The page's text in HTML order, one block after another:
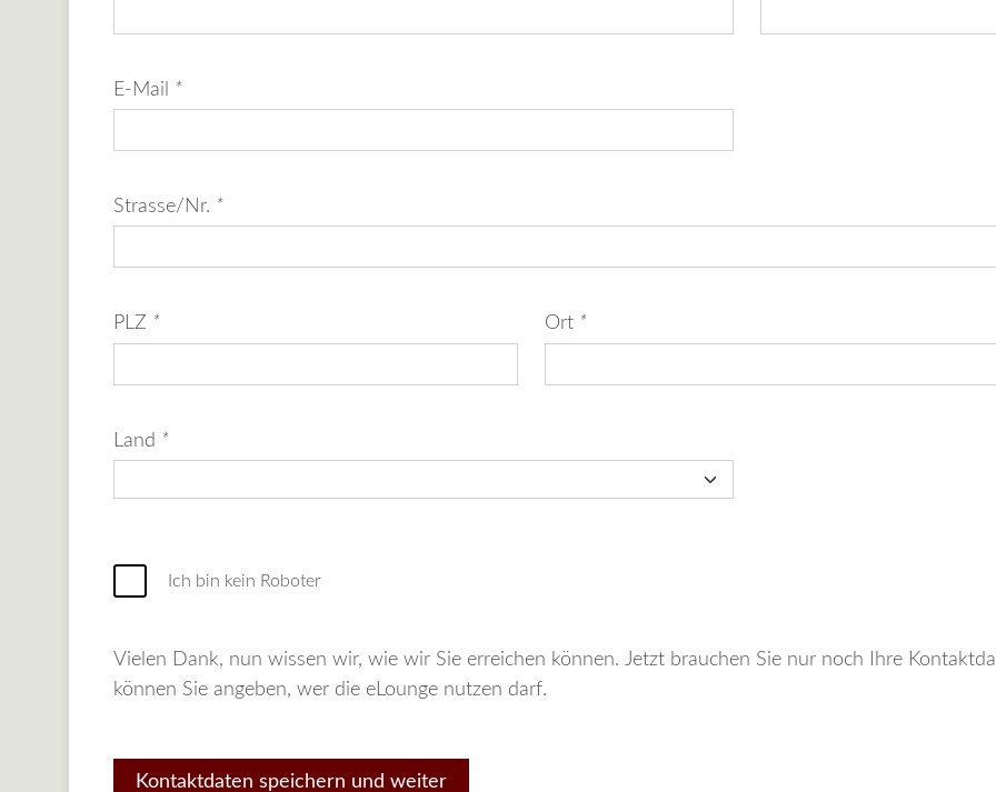
E-Mail *
Strasse/Nr. *
PLZ * Ort *
Land *
Ich bin kein Roboter
Vielen Dank, nun wissen wir, wie wir Sie erreichen können. Jetzt brauchen Sie nur noch Ihre Kontaktdaten zu speichern. Auf der nächsten Seite
können Sie angeben, wer die eLounge nutzen darf.
Kontaktdaten speichern und weiter